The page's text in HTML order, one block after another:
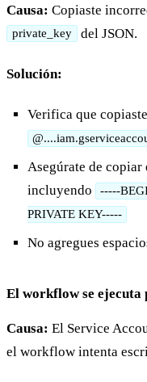
Causa: Copiaste
private_key del JSON.
Solución:
Verifica que
Asegúrate de copiar
incluyendo
-----
PRIVATE KEY-----
No agregues
El workflow se ejecuta
Causa: El Service
el workflow intenta